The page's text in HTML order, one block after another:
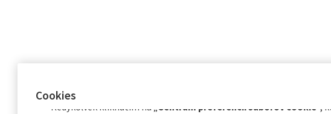
Cookies
Prostredníctvom Centra preferencií súborov cookie môžete súhlasiť so
Okamžite kliknutím na „
Kedykoľvek kliknutím na „Centrum preferencií súborov cookie “,